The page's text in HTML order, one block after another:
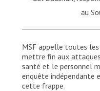
au
MSF appelle toutes
mettre fin aux
santé et le personnel
enquête indépendante
cette frappe.